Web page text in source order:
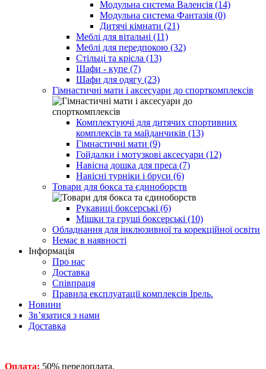
Модульна система Валенсія (14)
Модульна система Фантазія (0)
Дитячі кімнати (21)
Меблі для вітальні (11)
Меблі для передпокою (32)
Стільці та крісла (13)
Шафи - купе (7)
Шафи для одягу (23)
Гімнастичні мати і аксесуари до спорткомплексів
Комплектуючі для дитячих спортивних
комплексів та майданчиків (13)
Гімнастичні мати (9)
Гойдалки і мотузкові аксесуари (12)
Навісна дошка для преса (7)
Навісні турніки і бруси (6)
Товари для бокса та єдиноборств
Рукавиці боксерські (6)
Мішки та груші боксерські (10)
Обладнання для інклюзивної та корекційної освіти
Немає в наявності
Інформація
Про нас
Доставка
Співпраця
Правила експлуатації комплексів Ірель.
Новини
Зв’язатися з нами
Доставка
Оплата: 50% передоплата.